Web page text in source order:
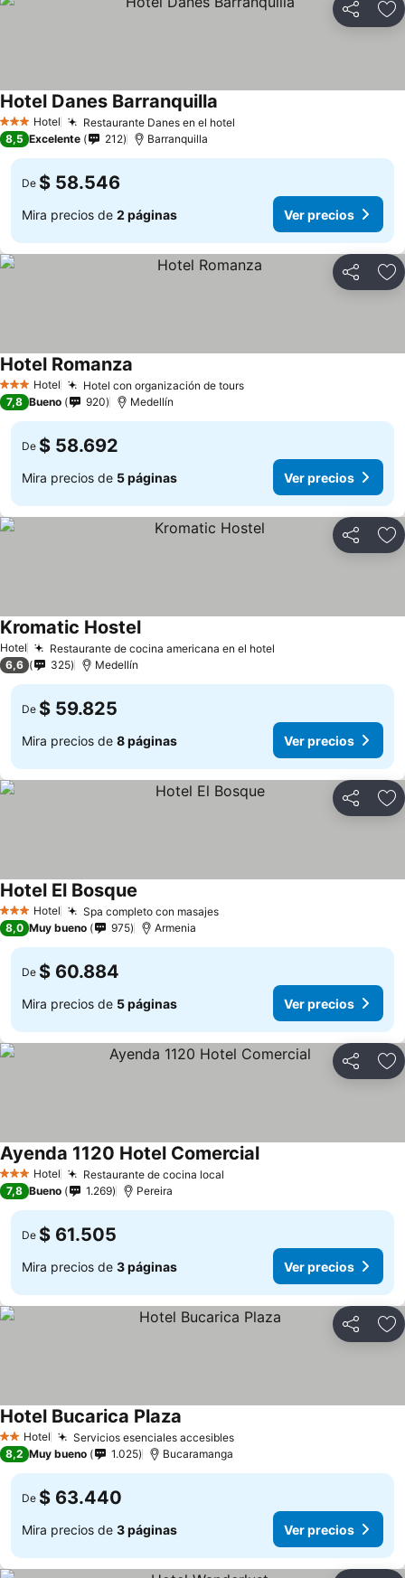
Compartir
3 Estrellas
Hotel Restaurante Danes en el hotel
Hotel Danes Barranquilla
8,5 Excelente 212 Barranquilla
De $ 58.546
Mira precios de 2 páginas Ver precios
Compartir
3 Estrellas
Hotel Hotel con organización de toursVer precios
Hotel Romanza
7,8 Bueno 920 Medellín
De $ 58.692
Mira precios de 5 páginas Ver precios
Compartir
Hotel Restaurante de cocina americana en el hotel
Kromatic HostelVer precios
6,6 325 Medellín
De $ 59.825
Mira precios de 8 páginas Ver precios
Compartir
3 Estrellas
Hotel Spa completo con masajesVer precios
Hotel El Bosque
8,0 Muy bueno 975 Armenia
De $ 60.884
Mira precios de 5 páginas Ver precios
Compartir
3 Estrellas
Hotel Restaurante de cocina local
Ayenda 1120 Hotel ComercialVer precios
7,8 Bueno 1.269 Pereira
De $ 61.505
Mira precios de 3 páginas Ver precios
Compartir
2 Estrellas
Hotel Servicios esenciales accesiblesVer precios
Hotel Bucarica Plaza
8,2 Muy bueno 1.025 Bucaramanga
De $ 63.440
Mira precios de 3 páginas Ver precios